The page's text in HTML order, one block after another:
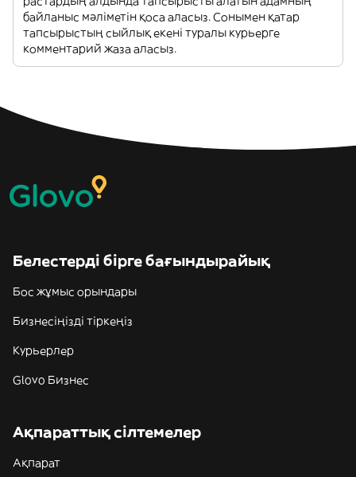
байланыс мәліметін қоса аласыз. Сонымен қатар
тапсырыстың сыйлық екені туралы курьерге
комментарий жаза аласыз.
Белестерді бірге бағындырайық
Бос жұмыс орындары
Бизнесіңізді тіркеңіз
Курьерлер
Glovo Бизнес
Ақпараттық сілтемелер
Ақпарат